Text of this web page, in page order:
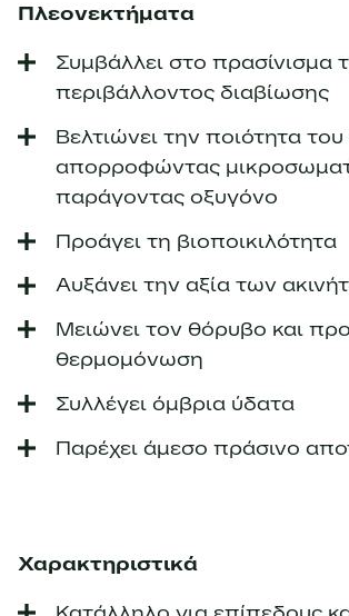
Πλεονεκτήματα
Συμβάλλει στο πρασίνισμα
περιβάλλοντος διαβίωσης
Βελτιώνει την ποιότητα
απορροφώντας
παράγοντας οξυγόνο
Προάγει τη βιοποικιλότητα
Αυξάνει την αξία των
Μειώνει τον θόρυβο και
θερμομόνωση
Συλλέγει όμβρια ύδατα
Παρέχει άμεσο πράσινο
Χαρακτηριστικά